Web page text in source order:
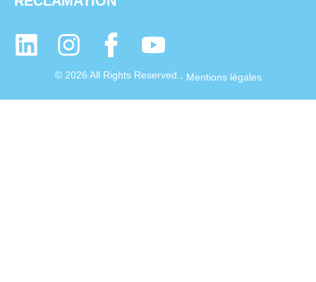
© 2026 All Rights Reserved. - Mentions légales